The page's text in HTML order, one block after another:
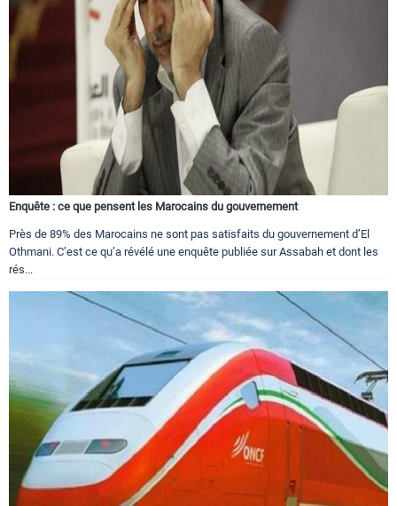
Enquête : ce que pensent les Marocains du gouvernement
Près de 89% des Marocains ne sont pas satisfaits du gouvernement d’El
Othmani. C’est ce qu’a révélé une enquête publiée sur Assabah et dont les
rés...